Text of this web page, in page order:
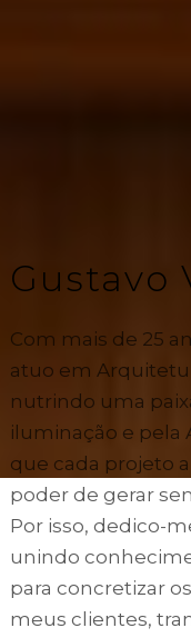
Gustavo
Com mais de 25
atuo em
nutrindo uma
iluminação e pela
que cada projeto
poder de gerar
Por isso, dedico-
unindo
para concretizar
meus clientes,